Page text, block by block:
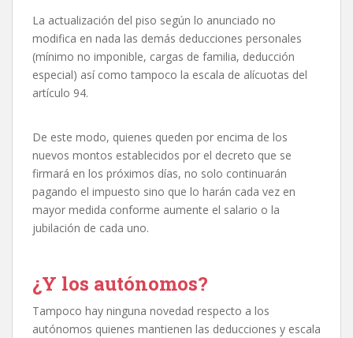
La actualización del piso según lo anunciado no
modifica en nada las demás deducciones personales
(mínimo no imponible, cargas de familia, deducción
especial) así como tampoco la escala de alícuotas del
artículo 94.
De este modo, quienes queden por encima de los
nuevos montos establecidos por el decreto que se
firmará en los próximos días, no solo continuarán
pagando el impuesto sino que lo harán cada vez en
mayor medida conforme aumente el salario o la
jubilación de cada uno.
¿Y los autónomos?
Tampoco hay ninguna novedad respecto a los
autónomos quienes mantienen las deducciones y escala